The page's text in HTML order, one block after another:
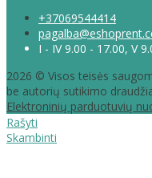
+37069544414
I - IV 9.00 - 17.00, V
2026 © Visos teisės
be autorių sutikimo
Elektroninių parduotuvių
Rašyti
Skambinti